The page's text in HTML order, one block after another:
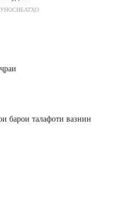
барои талафоти вазнин